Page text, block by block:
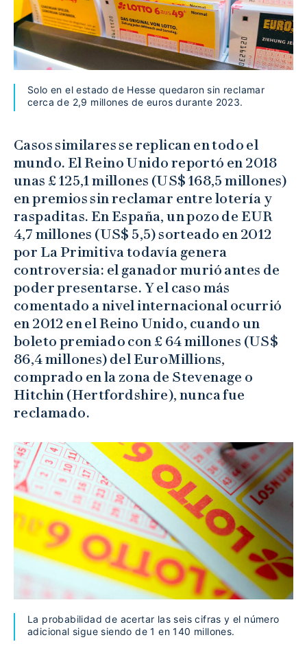
Solo en el estado de Hesse quedaron sin reclamar
cerca de 2,9 millones de euros durante 2023.
Casos similares se replican en todo el
mundo. El Reino Unido reportó en 2018
unas £ 125,1 millones (US$ 168,5 millones)
en premios sin reclamar entre lotería y
raspaditas. En España, un pozo de EUR
4,7 millones (US$ 5,5) sorteado en 2012
por La Primitiva todavía genera
controversia: el ganador murió antes de
poder presentarse. Y el caso más
comentado a nivel internacional ocurrió
en 2012 en el Reino Unido, cuando un
boleto premiado con £ 64 millones (US$
86,4 millones) del EuroMillions,
comprado en la zona de Stevenage o
Hitchin (Hertfordshire), nunca fue
reclamado.
La probabilidad de acertar las seis cifras y el número
adicional sigue siendo de 1 en 140 millones.